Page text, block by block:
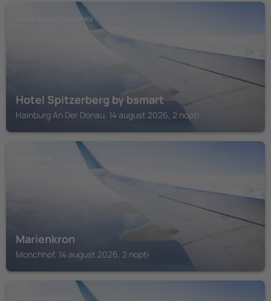
HAINBURG AN DER DONAU
Hotel Spitzerberg by bsmart
Hainburg An Der Donau, 14 august 2026, 2 nopți
Marienkron
Monchhof, 14 august 2026, 2 nopți